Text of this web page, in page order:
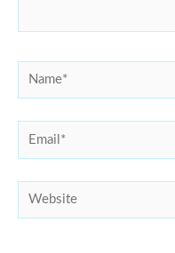
Name*
Email*
Website